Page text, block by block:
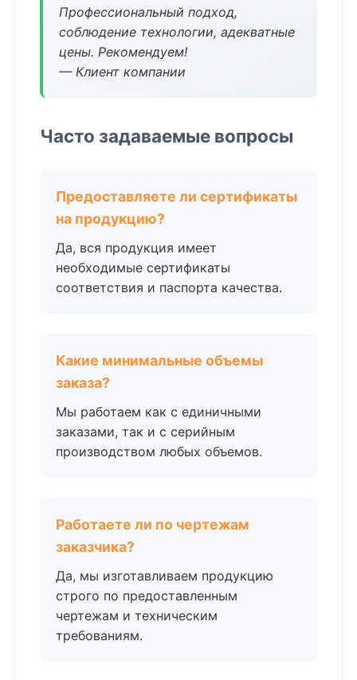
Профессиональный подход,
соблюдение технологии, адекватные
цены. Рекомендуем!
— Клиент компании
Часто задаваемые вопросы
Предоставляете ли сертификаты
на продукцию?
Да, вся продукция имеет
необходимые сертификаты
соответствия и паспорта качества.
Какие минимальные объемы
заказа?
Мы работаем как с единичными
заказами, так и с серийным
производством любых объемов.
Работаете ли по чертежам
заказчика?
Да, мы изготавливаем продукцию
строго по предоставленным
чертежам и техническим
требованиям.